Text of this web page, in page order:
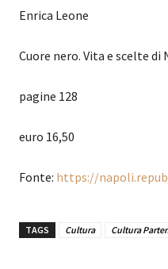
Enrica Leone
Cuore nero. Vita e scelte di
pagine 128
euro 16,50
Fonte: https://
TAGS Cultura Cultura